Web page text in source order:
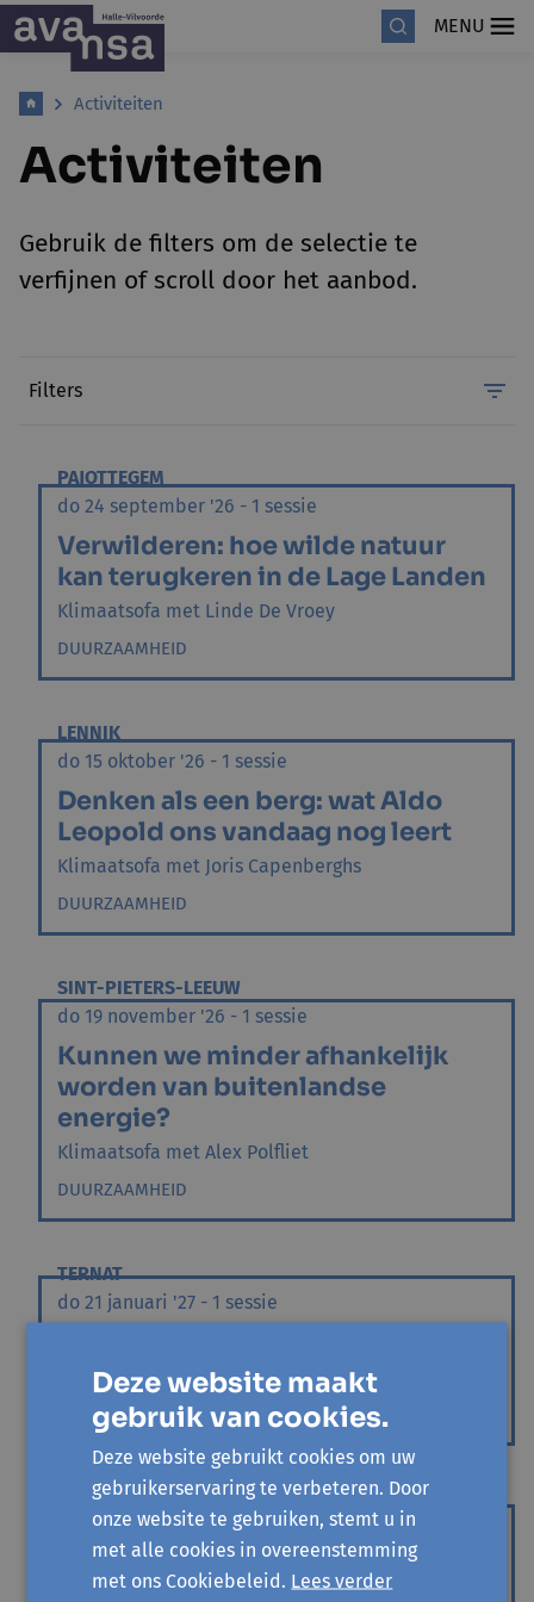
MENU
Activiteiten
Activiteiten
Gebruik de filters om de selectie te
verfijnen of scroll door het aanbod.
Filters
PAJOTTEGEM
do 24 september '26 - 1 sessie
Verwilderen: hoe wilde natuur
kan terugkeren in de Lage Landen
Klimaatsofa met Linde De Vroey
DUURZAAMHEID
LENNIK
do 15 oktober '26 - 1 sessie
Denken als een berg: wat Aldo
Leopold ons vandaag nog leert
Klimaatsofa met Joris Capenberghs
DUURZAAMHEID
SINT-PIETERS-LEEUW
do 19 november '26 - 1 sessie
Kunnen we minder afhankelijk
worden van buitenlandse
energie?
Klimaatsofa met Alex Polfliet
DUURZAAMHEID
TERNAT
do 21 januari '27 - 1 sessie
Klimaatsofa met Benno Geertsma
DUURZAAMHEID
DILBEEK
do 18 februari '27 - 1 sessie
Wat is er verdwenen uit ons
Deze website maakt
gebruik van cookies.
Deze website gebruikt cookies om uw
gebruikerservaring te verbeteren. Door
onze website te gebruiken, stemt u in
met alle cookies in overeenstemming
met ons Cookiebeleid. Lees verder